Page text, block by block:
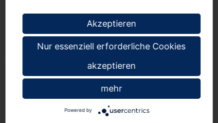
Armlehnen, neigbare
cm,
Akzeptieren
Nur essenziell erforderliche Cookies
akzeptieren
mehr
Powered by